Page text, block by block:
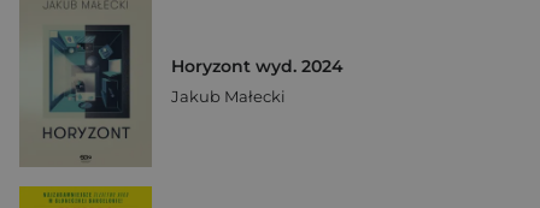
Horyzont wyd. 2024
Jakub Małecki